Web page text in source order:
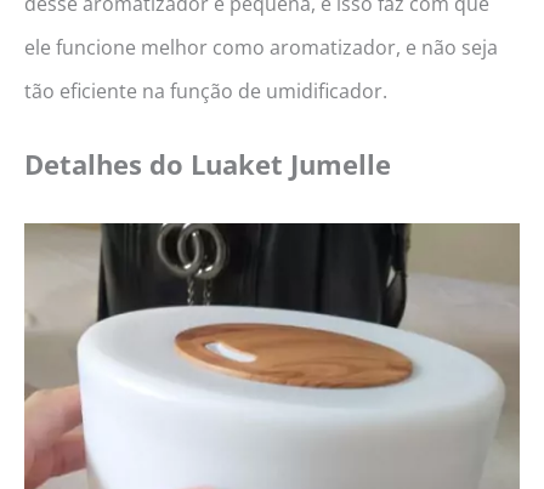
ele funcione melhor como aromatizador, e não seja
tão eficiente na função de umidificador.
Detalhes do Luaket Jumelle